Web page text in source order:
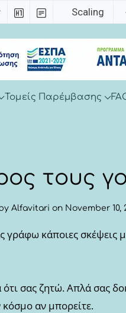
Scaling
Τομείς Παρέμβασης
τους
Alfavitari on November 10,
κάποιες σκέψεις
σας ζητώ. Απλά σας
αν μπορείτε.